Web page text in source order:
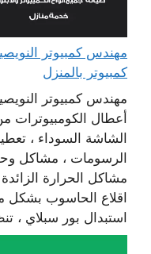
كمبيوتر بالمنزل
مهندس كمبيوتر
أعطال الكومبيوترات
الشاشة السوداء ،
الرسومات ، مشاكل
مشاكل الحرارة
اقلاع الحاسوب بشكل
استبدال بور سبلاي ،